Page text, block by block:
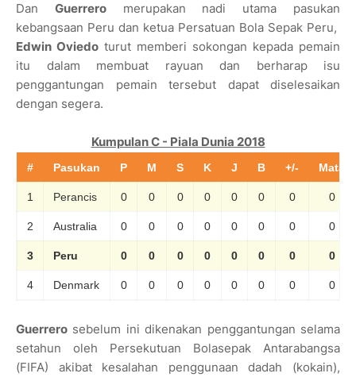
Dan Guerreromerupakan nadi utama pasukan
kebangsaan Peru dan ketua Persatuan Bola Sepak Peru,
Edwin Oviedo turut memberi sokongan kepada pemain
itu dalam membuat rayuan dan berharap isu
penggantungan pemain tersebut dapat diselesaikan
dengan segera.
Kumpulan C - Piala Dunia 2018
# Pasukan P M S K J B +/- Mata
1 Perancis 0 0 0 0 0 0 0 0
2 Australia 0 0 0 0 0 0 0 0
3 Peru 0 0 0 0 0 0 0 0
4 Denmark 0 0 0 0 0 0 0 0
Guerrero sebelum ini dikenakan penggantungan selama
setahun oleh Persekutuan Bolasepak Antarabangsa
(FIFA) akibat kesalahan penggunaan dadah (kokain),